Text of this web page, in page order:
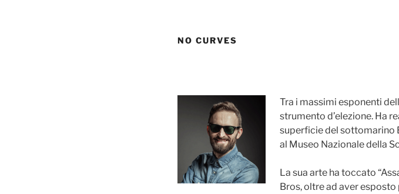
NO CURVES
Tra i massimi esponenti
strumento d’elezione. Ha
superficie del sottomarino
al Museo Nazionale della
La sua arte ha toccato
Bros, oltre ad aver esposto